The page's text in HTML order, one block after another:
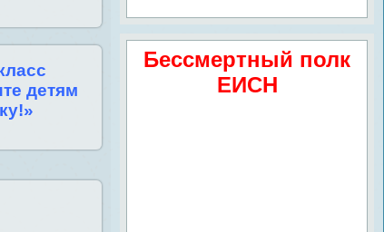
детям
Бессмертный полк
ЕИСН